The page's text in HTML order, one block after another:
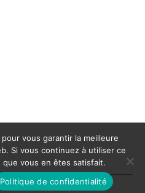
vous garantir la meilleure
Si vous continuez à utiliser ce
vous en êtes satisfait.
Politique de confidentialité